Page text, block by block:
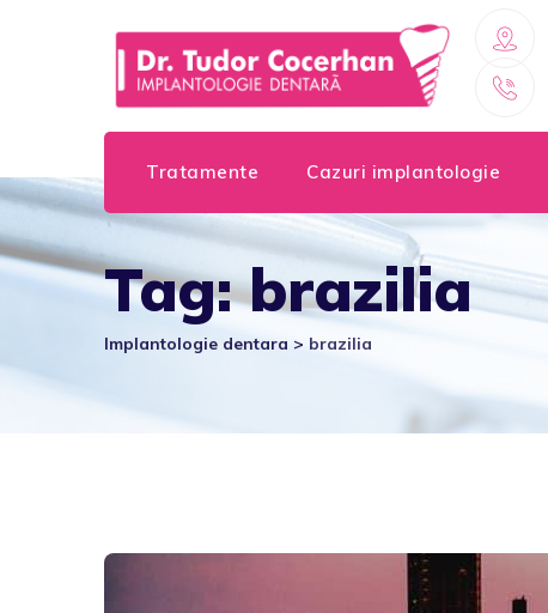
Tratamente Cazuri implantologie
Tag: brazilia
Implantologie dentara > brazilia